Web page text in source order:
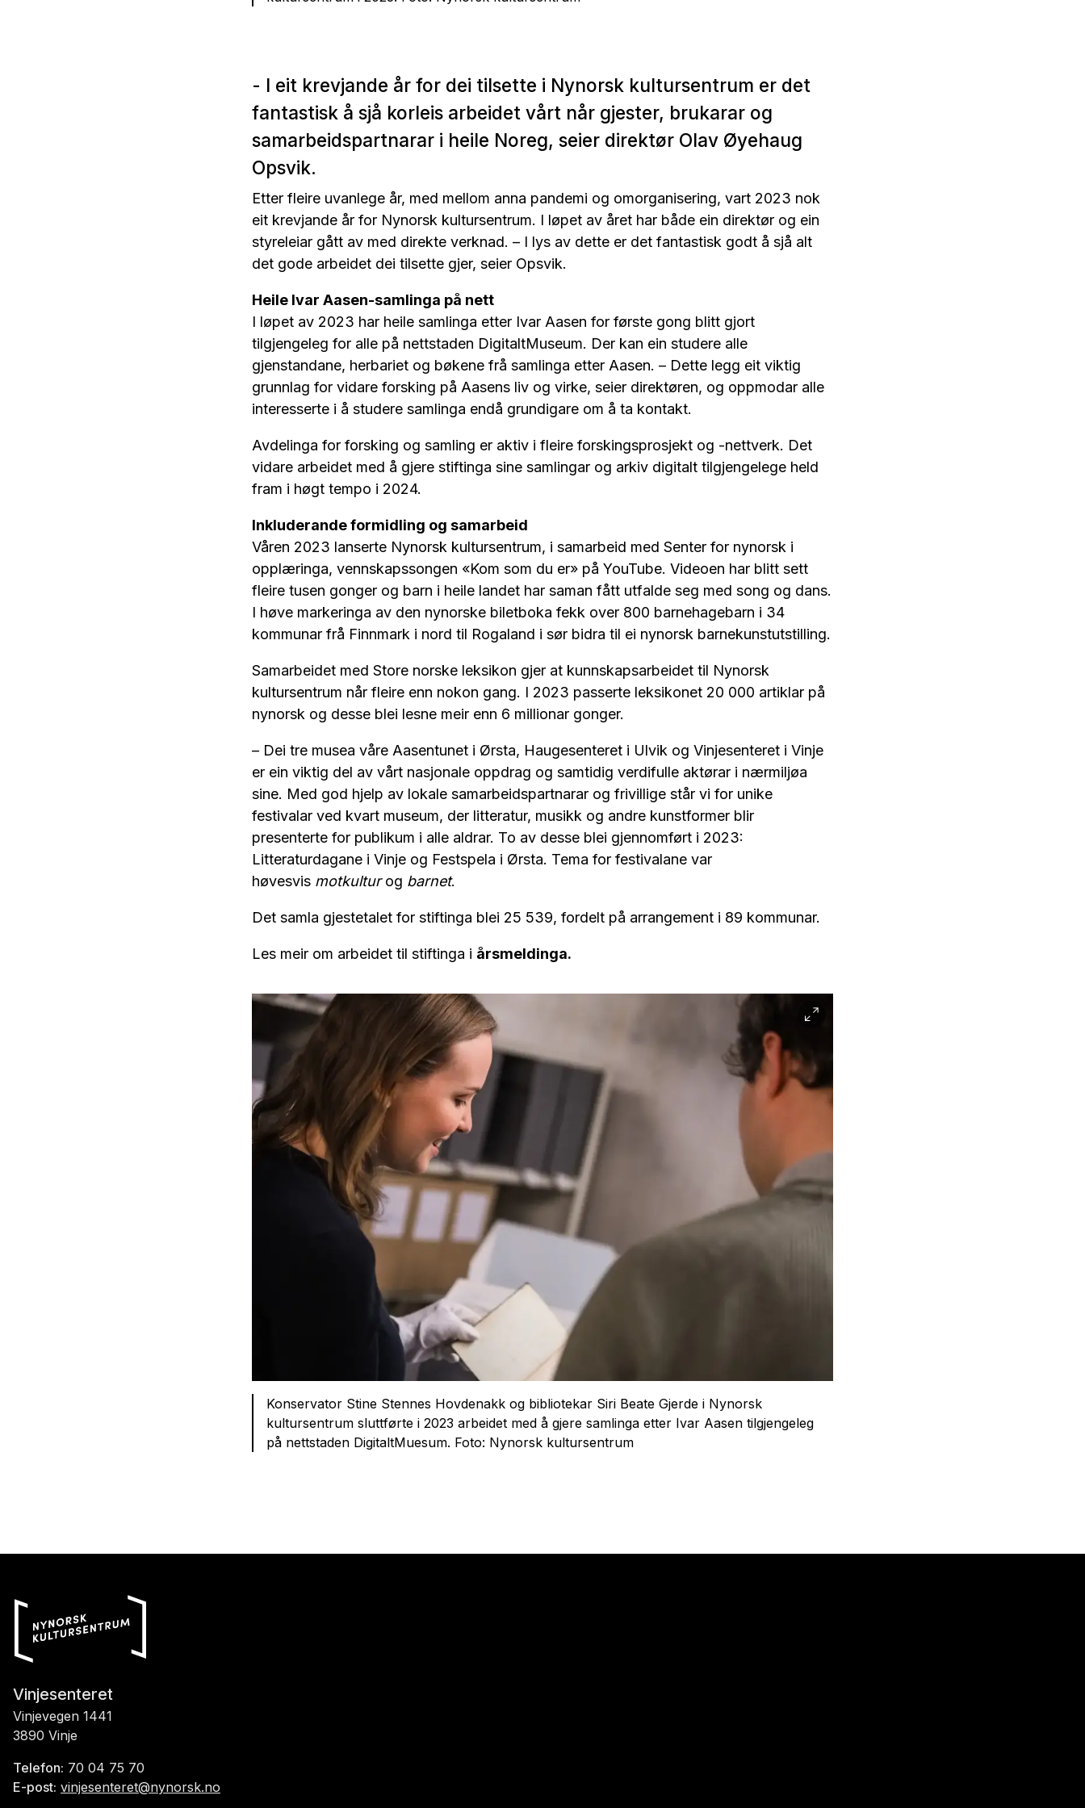
- I eit krevjande år for dei tilsette i Nynorsk kultursentrum er det
fantastisk å sjå korleis arbeidet vårt når gjester, brukarar og
samarbeidspartnarar i heile Noreg, seier direktør Olav Øyehaug
Opsvik.
Etter fleire uvanlege år, med mellom anna pandemi og omorganisering, vart 2023 nok
eit krevjande år for Nynorsk kultursentrum. I løpet av året har både ein direktør og ein
styreleiar gått av med direkte verknad. – I lys av dette er det fantastisk godt å sjå alt
det gode arbeidet dei tilsette gjer, seier Opsvik.
Heile Ivar Aasen-samlinga på nett
I løpet av 2023 har heile samlinga etter Ivar Aasen for første gong blitt gjort
tilgjengeleg for alle på nettstaden DigitaltMuseum. Der kan ein studere alle
gjenstandane, herbariet og bøkene frå samlinga etter Aasen. – Dette legg eit viktig
grunnlag for vidare forsking på Aasens liv og virke, seier direktøren, og oppmodar alle
interesserte i å studere samlinga endå grundigare om å ta kontakt.
Avdelinga for forsking og samling er aktiv i fleire forskingsprosjekt og -nettverk. Det
vidare arbeidet med å gjere stiftinga sine samlingar og arkiv digitalt tilgjengelege held
fram i høgt tempo i 2024.
Inkluderande formidling og samarbeid
Våren 2023 lanserte Nynorsk kultursentrum, i samarbeid med Senter for nynorsk i
opplæringa, vennskapssongen «Kom som du er» på YouTube. Videoen har blitt sett
fleire tusen gonger og barn i heile landet har saman fått utfalde seg med song og dans.
I høve markeringa av den nynorske biletboka fekk over 800 barnehagebarn i 34
kommunar frå Finnmark i nord til Rogaland i sør bidra til ei nynorsk barnekunstutstilling.
Samarbeidet med Store norske leksikon gjer at kunnskapsarbeidet til Nynorsk
kultursentrum når fleire enn nokon gang. I 2023 passerte leksikonet 20 000 artiklar på
nynorsk og desse blei lesne meir enn 6 millionar gonger.
– Dei tre musea våre Aasentunet i Ørsta, Haugesenteret i Ulvik og Vinjesenteret i Vinje
er ein viktig del av vårt nasjonale oppdrag og samtidig verdifulle aktørar i nærmiljøa
sine. Med god hjelp av lokale samarbeidspartnarar og frivillige står vi for unike
festivalar ved kvart museum, der litteratur, musikk og andre kunstformer blir
presenterte for publikum i alle aldrar. To av desse blei gjennomført i 2023:
Litteraturdagane i Vinje og Festspela i Ørsta. Tema for festivalane var
høvesvis motkulturog barnet.
Det samla gjestetalet for stiftinga blei 25 539, fordelt på arrangement i 89 kommunar.
Les meir om arbeidet til stiftinga i årsmeldinga.
Konservator Stine Stennes Hovdenakk og bibliotekar Siri Beate Gjerde i Nynorsk
kultursentrum sluttførte i 2023 arbeidet med å gjere samlinga etter Ivar Aasen tilgjengeleg
på nettstaden DigitaltMuesum. Foto: Nynorsk kultursentrum
Vinjesenteret
Vinjevegen 1441
3890 Vinje
Telefon: 70 04 75 70
E-post: vinjesenteret@nynorsk.no